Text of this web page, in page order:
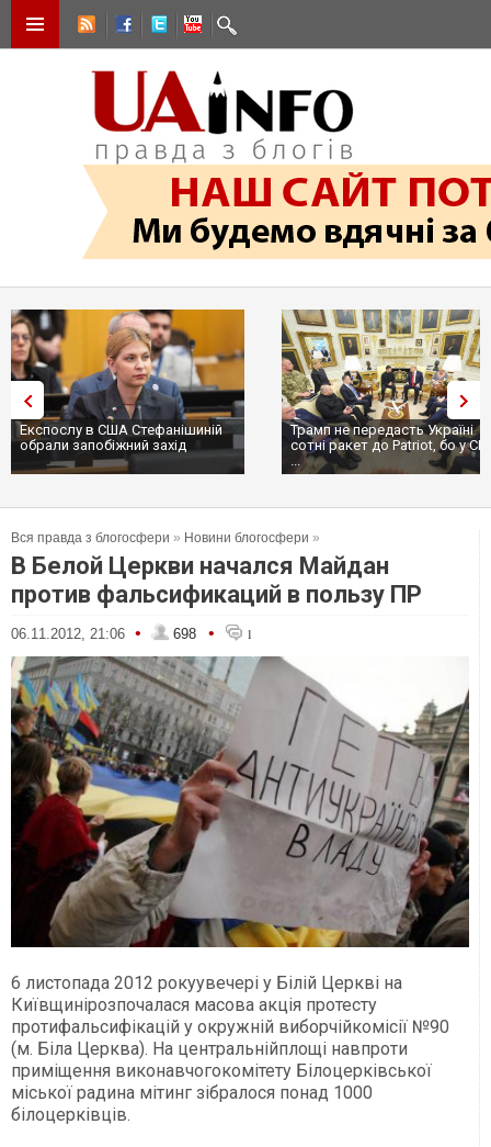
Експослу в США Стефанішиній
обрали запобіжний захід
Трамп не передасть Україні
сотні ракет до Patriot, бо у
...
Вся правда з блогосфери » Новини блогосфери »
В Белой Церкви начался Майдан
против фальсификаций в пользу ПР
06.11.2012, 21:06 • 698 • 1
6 листопада 2012 рокуувечері у Білій Церкві на
Київщинірозпочалася масова акція протесту
протифальсифікацій у окружній виборчійкомісії №90
(м. Біла Церква). На центральнійплощі навпроти
приміщення виконавчогокомітету Білоцерківської
міської радина мітинг зібралося понад 1000
білоцерківців.